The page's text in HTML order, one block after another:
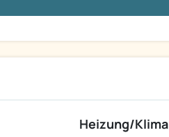
Heizung/Klima